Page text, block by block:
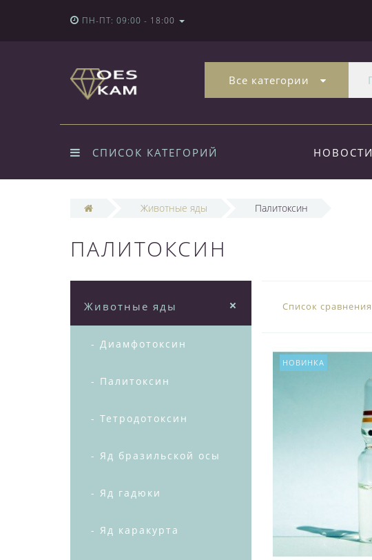
ПН-ПТ: 09:00 - 18:00
Все категории
СПИСОК КАТЕГОРИЙ НОВОСТИ
Животные яды Палитоксин
ПАЛИТОКСИН
Животные яды
- Диамфотоксин
- Палитоксин
- Тетродотоксин
- Яд бразильской осы
- Яд гадюки
- Яд каракурта
Список сравнения
НОВИНКА